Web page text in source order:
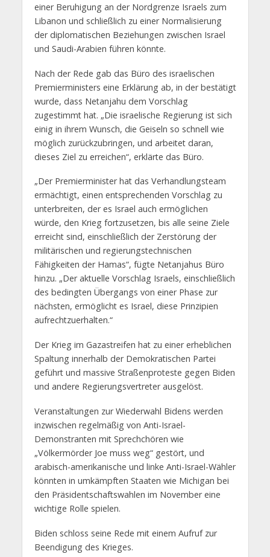
einer Beruhigung an der Nordgrenze Israels zum
Libanon und schließlich zu einer Normalisierung
der diplomatischen Beziehungen zwischen Israel
und Saudi-Arabien führen könnte.
Nach der Rede gab das Büro des israelischen
Premierministers eine Erklärung ab, in der bestätigt
wurde, dass Netanjahu dem Vorschlag
zugestimmt hat. „Die israelische Regierung ist sich
einig in ihrem Wunsch, die Geiseln so schnell wie
möglich zurückzubringen, und arbeitet daran,
dieses Ziel zu erreichen“, erklärte das Büro.
„Der Premierminister hat das Verhandlungsteam
ermächtigt, einen entsprechenden Vorschlag zu
unterbreiten, der es Israel auch ermöglichen
würde, den Krieg fortzusetzen, bis alle seine Ziele
erreicht sind, einschließlich der Zerstörung der
militärischen und regierungstechnischen
Fähigkeiten der Hamas“, fügte Netanjahus Büro
hinzu. „Der aktuelle Vorschlag Israels, einschließlich
des bedingten Übergangs von einer Phase zur
nächsten, ermöglicht es Israel, diese Prinzipien
aufrechtzuerhalten.“
Der Krieg im Gazastreifen hat zu einer erheblichen
Spaltung innerhalb der Demokratischen Partei
geführt und massive Straßenproteste gegen Biden
und andere Regierungsvertreter ausgelöst.
Veranstaltungen zur Wiederwahl Bidens werden
inzwischen regelmäßig von Anti-Israel-
Demonstranten mit Sprechchören wie
„Völkermörder Joe muss weg“ gestört, und
arabisch-amerikanische und linke Anti-Israel-Wähler
könnten in umkämpften Staaten wie Michigan bei
den Präsidentschaftswahlen im November eine
wichtige Rolle spielen.
Biden schloss seine Rede mit einem Aufruf zur
Beendigung des Krieges.